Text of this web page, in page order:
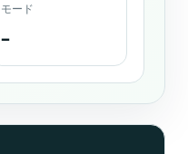
モード
–